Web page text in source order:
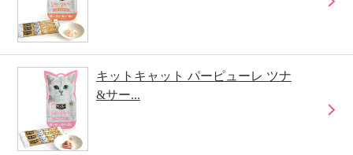
キットキャット パーピューレ ツナ
&サー...